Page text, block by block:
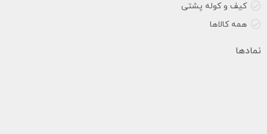
کیف و کوله پشتی
همه کالاها
نمادها